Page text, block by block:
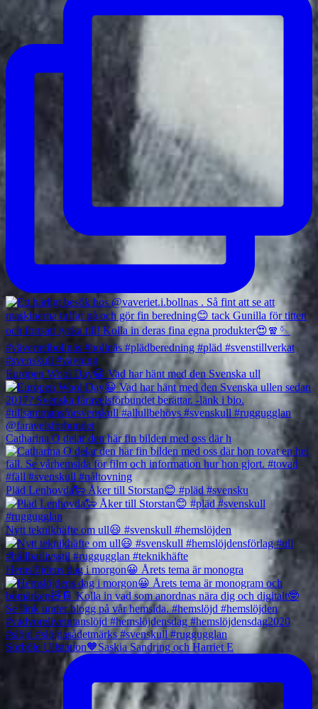
Europen Wool Day😀 Vad har hänt med den Svenska ull
Catharina O delar den här fin bilden med oss där h
Pläd Lenhovda🐑 Åker till Storstan😊 #pläd #svensku
Nytt teknikhäfte om ull😃 #svenskull #hemslöjden
Hemslöjdens dag i morgon😀 Årets tema är monogra
Sörböle Ullstation🧡Saskia Sandring och Harriet E